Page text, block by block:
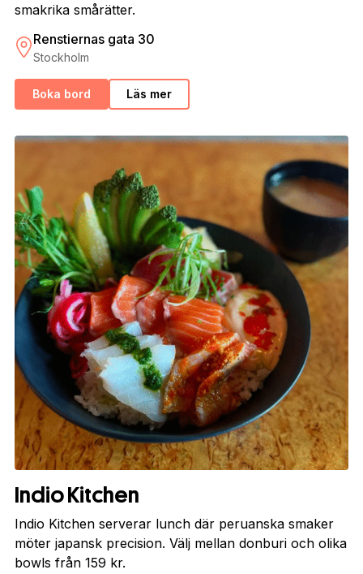
smakrika smårätter.
Renstiernas gata 30
Stockholm
Boka bord Läs mer
Indio Kitchen
Indio Kitchen serverar lunch där peruanska smaker
möter japansk precision. Välj mellan donburi och olika
bowls från 159 kr.